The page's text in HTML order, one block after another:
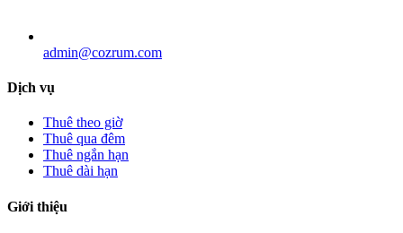
admin@cozrum.com
Dịch vụ
Thuê theo giờ
Thuê qua đêm
Thuê ngắn hạn
Thuê dài hạn
Giới thiệu